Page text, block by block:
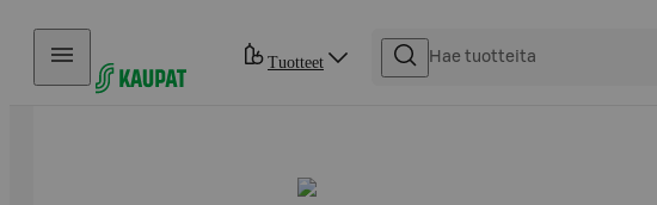
Hyppää sisältöön
Tuotteet